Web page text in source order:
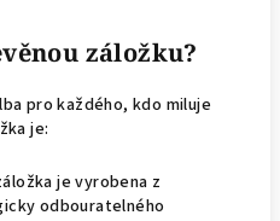
záložku?
pro každého, kdo miluje
je:
je vyrobena z
odbouratelného